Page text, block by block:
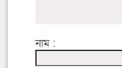
নাম :